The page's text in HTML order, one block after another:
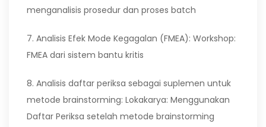
menganalisis prosedur dan proses batch
7. Analisis Efek Mode Kegagalan (FMEA): Workshop:
FMEA dari sistem bantu kritis
8. Analisis daftar periksa sebagai suplemen untuk
metode brainstorming: Lokakarya: Menggunakan
Daftar Periksa setelah metode brainstorming